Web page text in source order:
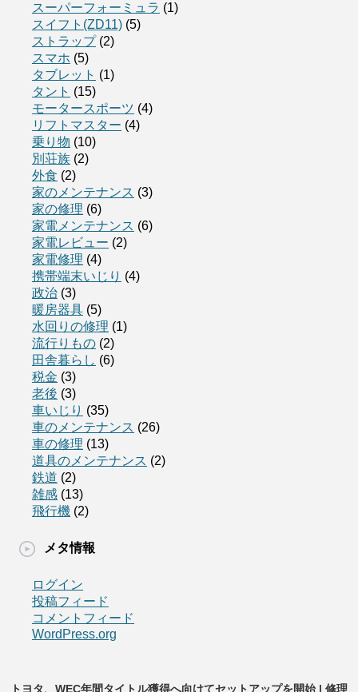
スーパーフォーミュラ (1)
スイフト(ZD11) (5)
ストラップ(2)
スマホ (5)
タブレット (1)
タント (15)
モータースポーツ (4)
リフトマスター (4)
乗り物 (10)
別荘族 (2)
外食 (2)
家のメンテナンス (3)
家の修理 (6)
家電メンテナンス (6)
家電レビュー (2)
家電修理 (4)
携帯端末いじり (4)
政治 (3)
暖房器具 (5)
水回りの修理 (1)
流行りもの (2)
田舎暮らし (6)
税金 (3)
老後 (3)
車いじり (35)
車のメンテナンス (26)
車の修理 (13)
道具のメンテナンス (2)
鉄道 (2)
雑感 (13)
飛行機 (2)
メタ情報
ログイン
投稿フィード
コメントフィード
WordPress.org
トヨタ、WEC年間タイトル獲得へ向けてセットアップを開始 | 修理